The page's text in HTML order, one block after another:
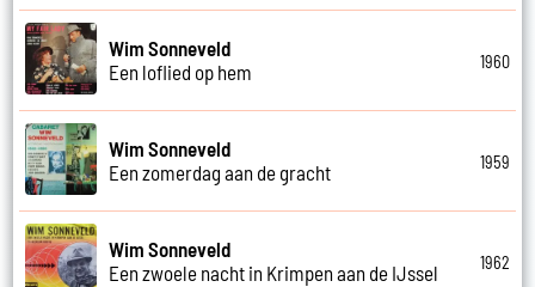
Wim Sonneveld
Een loflied op hem
1960
Wim Sonneveld
Een zomerdag aan de gracht
1959
Wim Sonneveld
Een zwoele nacht in Krimpen aan de IJssel
1962